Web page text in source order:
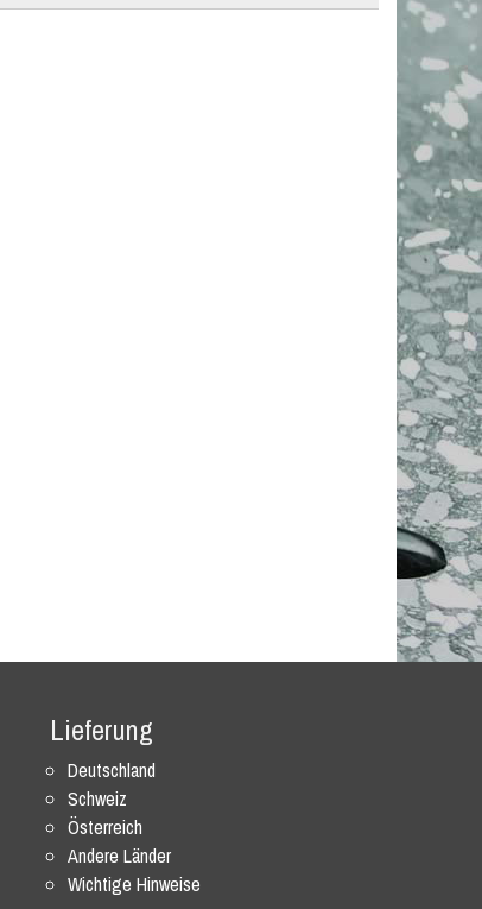
Lieferung
Deutschland
Schweiz
Österreich
Andere Länder
Wichtige Hinweise